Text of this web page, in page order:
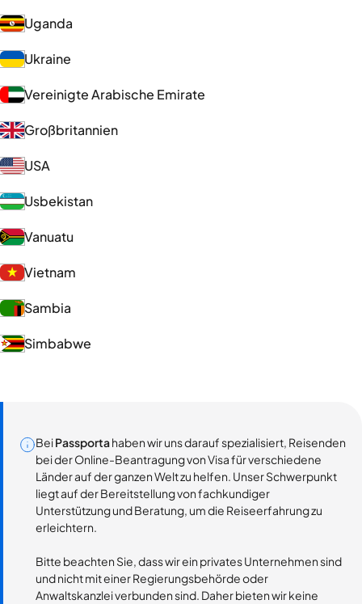
Uganda
Ukraine
Vereinigte Arabische Emirate
Großbritannien
USA
Usbekistan
Vanuatu
Vietnam
Sambia
Simbabwe
BeiPassportahaben wir uns darauf spezialisiert, Reisenden
bei der Online-Beantragung von Visa für verschiedene
Länder auf der ganzen Welt zu helfen. Unser Schwerpunkt
liegt auf der Bereitstellung von fachkundiger
Unterstützung und Beratung, um die Reiseerfahrung zu
erleichtern.
Bitte beachten Sie, dass wir ein privates Unternehmen sind
und nicht mit einer Regierungsbehörde oder
Anwaltskanzlei verbunden sind. Daher bieten wir keine